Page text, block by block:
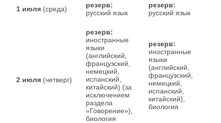
1 июля (среда)
резерв:
русский язык
резерв:
русский язык
2 июля (четверг)
резерв:
иностранные
языки
(английский,
французский,
немецкий,
испанский,
китайский) (за
исключением
раздела
«Говорение»),
биология
резерв:
иностранные
языки
(английский,
французский,
немецкий,
испанский,
китайский),
биология